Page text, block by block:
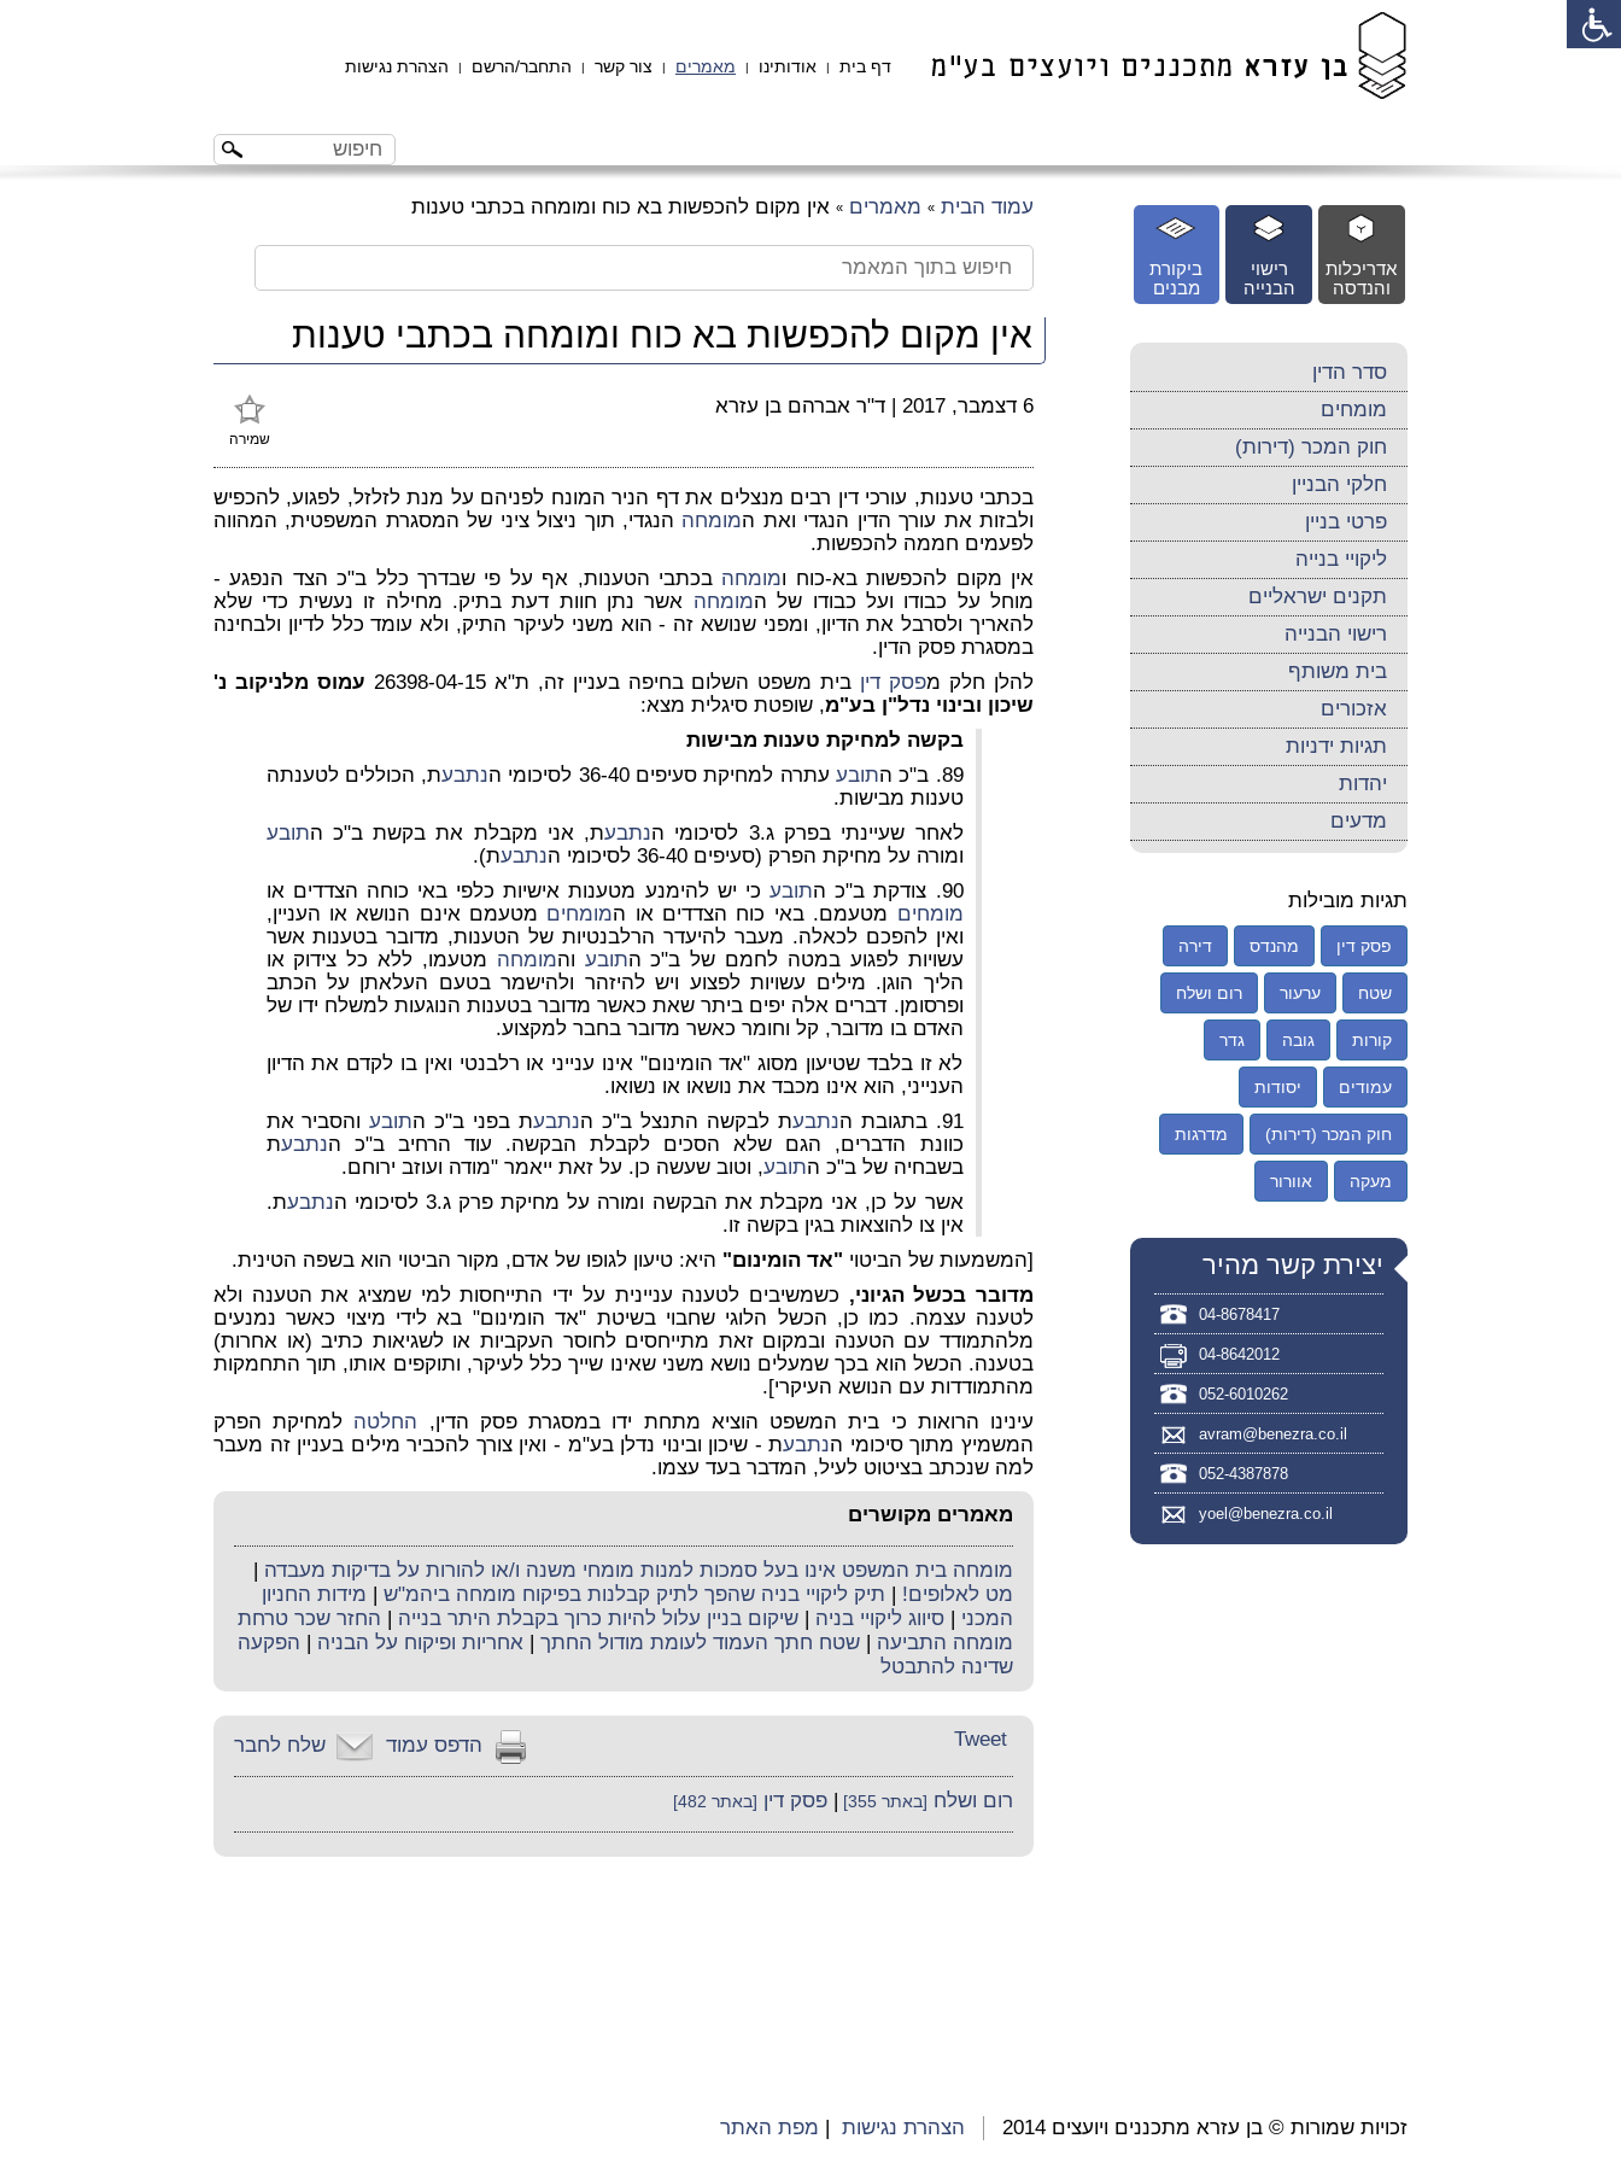
דף בית | אודותינו | מאמרים | צור קשר | התחבר/הרשם | הצהרת נגישות
עמוד הבית » מאמרים » אין מקום להכפשות בא כוח ומומחה בכתבי טענות
אין מקום להכפשות בא כוח ומומחה בכתבי טענות
שמירה
6 דצמבר, 2017 | ד"ר אברהם בן עזרא
בכתבי טענות, עורכי דין רבים מנצלים את דף הניר המונח לפניהם על מנת לזלזל, לפגוע, להכפיש
ולבזות את עורך הדין הנגדי ואת המומחה הנגדי, תוך ניצול ציני של המסגרת המשפטית, המהווה
לפעמים חממה להכפשות.
אין מקום להכפשות בא-כוח ומומחה בכתבי הטענות, אף על פי שבדרך כלל ב"כ הצד הנפגע -
מוחל על כבודו ועל כבודו של המומחה אשר נתן חוות דעת בתיק. מחילה זו נעשית כדי שלא
להאריך ולסרבל את הדיון, ומפני שנושא זה - הוא משני לעיקר התיק, ולא עומד כלל לדיון ולבחינה
במסגרת פסק הדין.
להלן חלק מפסק דין בית משפט השלום בחיפה בעניין זה, ת"א 26398-04-15
עמוס מלניקוב נ'
שיכון ובינוי נדל"ן בע"מ, שופטת סיגלית מצא:
בקשה למחיקת טענות מבישות
89. ב"כ ה
תובע עתרה למחיקת סעיפים 36-40 לסיכומי ה נתבעת, הכוללים לטענתה
טענות מבישות.
לאחר שעיינתי בפרק ג.3 לסיכומי ה
נתבעת, אני מקבלת את בקשת ב"כ התובע
ומורה על מחיקת הפרק (סעיפים 36-40 לסיכומי ה
נתבעת).
90. צודקת ב"כ ה
תובעכי יש להימנע מטענות אישיות כלפי באי כוחה הצדדים או
מומחים מטעמם. באי כוח הצדדים או המומחים מטעמם אינם הנושא או העניין,
ואין להפכם לכאלה. מעבר להיעדר הרלבנטיות של הטענות, מדובר בטענות אשר
עשויות לפגוע במטה לחמם של ב"כ התובע והמומחה מטעמו, ללא כל צידוק או
הליך הוגן. מילים עשויות לפצוע ויש להיזהר ולהישמר בטעם העלאתן על הכתב
ופרסומן. דברים אלה יפים ביתר שאת כאשר מדובר בטענות הנוגעות למשלח ידו של
האדם בו מדובר, קל וחומר כאשר מדובר בחבר למקצוע.
לא זו בלבד שטיעון מסוג "אד הומינום" אינו ענייני או רלבנטי ואין בו לקדם את הדיון
הענייני, הוא אינו מכבד את נושאו או נשואו.
91. בתגובת ה
נתבעת לבקשה התנצל ב"כ הנתבעת בפני ב"כ התובעוהסביר את
כוונת הדברים, הגם שלא הסכים לקבלת הבקשה. עוד הרחיב ב"כ הנתבעת
בשבחיה של ב"כ התובע, וטוב שעשה כן. על זאת ייאמר "מודה ועוזב ירוחם.
אשר על כן, אני מקבלת את הבקשה ומורה על מחיקת פרק ג.3 לסיכומי ה
נתבעת.
אין צו להוצאות בגין בקשה זו.
[המשמעות של הביטוי "אד הומינום" היא: טיעון לגופו של אדם, מקור הביטוי הוא בשפה הטינית.
מדובר בכשל הגיוני, כשמשיבים לטענה עניינית על ידי התייחסות למי שמציג את הטענה ולא
לטענה עצמה. כמו כן, הכשל הלוגי שחבוי בשיטת "אד הומינום" בא לידי מיצוי כאשר נמנעים
מלהתמודד עם הטענה ובמקום זאת מתייחסים לחוסר העקביות או לשגיאות כתיב (או אחרות)
בטענה. הכשל הוא בכך שמעלים נושא משני שאינו שייך כלל לעיקר, ותוקפים אותו, תוך התחמקות
מהתמודדות עם הנושא העיקרי].
עינינו הרואות כי בית המשפט הוציא מתחת ידו במסגרת פסק הדין, החלטה למחיקת הפרק
המשמיץ מתוך סיכומי הנתבעת - שיכון ובינוי נדלן בע"מ - ואין צורך להכביר מילים בעניין זה מעבר
למה שנכתב בציטוט לעיל, המדבר בעד עצמו.
מאמרים מקושרים
מומחה בית המשפט אינו בעל סמכות למנות מומחי משנה ו/או להורות על בדיקות מעבדה |
מט לאלופים! | תיק ליקויי בניה שהפך לתיק קבלנות בפיקוח מומחה ביהמ"ש | מידות החניון
המכני | סיווג ליקויי בניה | שיקום בניין עלול להיות כרוך בקבלת היתר בנייה | החזר שכר טרחת
מומחה התביעה | שטח חתך העמוד לעומת מודול החתך | אחריות ופיקוח על הבניה | הפקעה
שדינה להתבטל
שלח לחבר הדפס עמוד Tweet
רום ושלח [באתר 355] | פסק דין [באתר 482]
ביקורת
מבנים
רישוי
הבנייה
אדריכלות
והנדסה
סדר הדין
מומחים
חוק המכר (דירות)
חלקי הבניין
פרטי בניין
ליקויי בנייה
תקנים ישראליים
רישוי הבנייה
בית משותף
אזכורים
תגיות ידניות
יהדות
מדעים
תגיות מובילות
פסק דין מהנדס דירה
שטח ערעור רום ושלח
קורות גובה גדר
עמודים יסודות
חוק המכר (דירות) מדרגות
מעקה אוורור
יצירת קשר מהיר
04-8678417
04-8642012
052-6010262
avram@benezra.co.il
052-4387878
yoel@benezra.co.il
זכויות שמורות © בן עזרא מתכננים ויועצים 2014 הצהרת נגישות | מפת האתר